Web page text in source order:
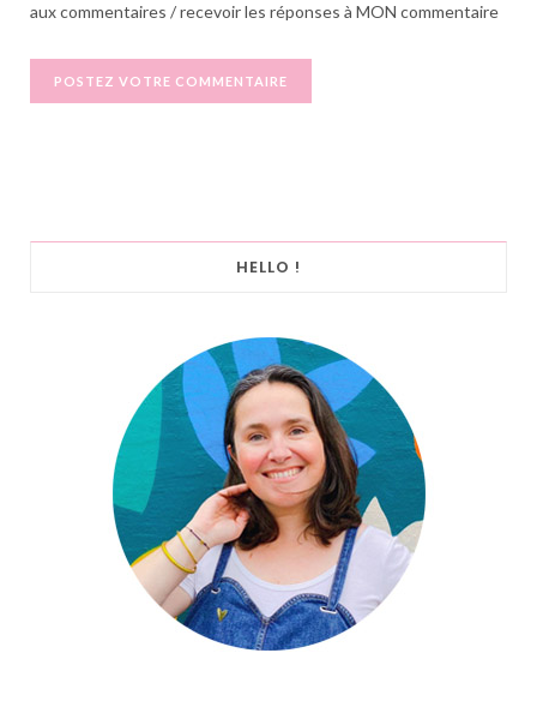
aux commentaires / recevoir les réponses à MON commentaire
HELLO !